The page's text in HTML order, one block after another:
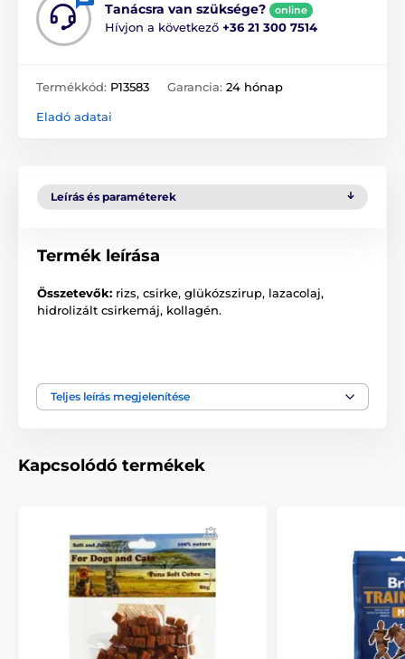
Tanácsra van szüksége? online
Hívjon a következő +36 21 300 7514
Termékkód: P13583 Garancia: 24 hónap
Eladó adatai
Leírás és paraméterek
Termék leírása
Összetevők: rizs, csirke, glükózszirup, lazacolaj,
hidrolizált csirkemáj, kollagén.
Alkalmas kölyökkutyáknak
Jól emészthető összetétel
A termék hátrányai:
Nincs
A csomag tartalma:
Teljes leírás megjelenítése
Kapcsolódó termékek